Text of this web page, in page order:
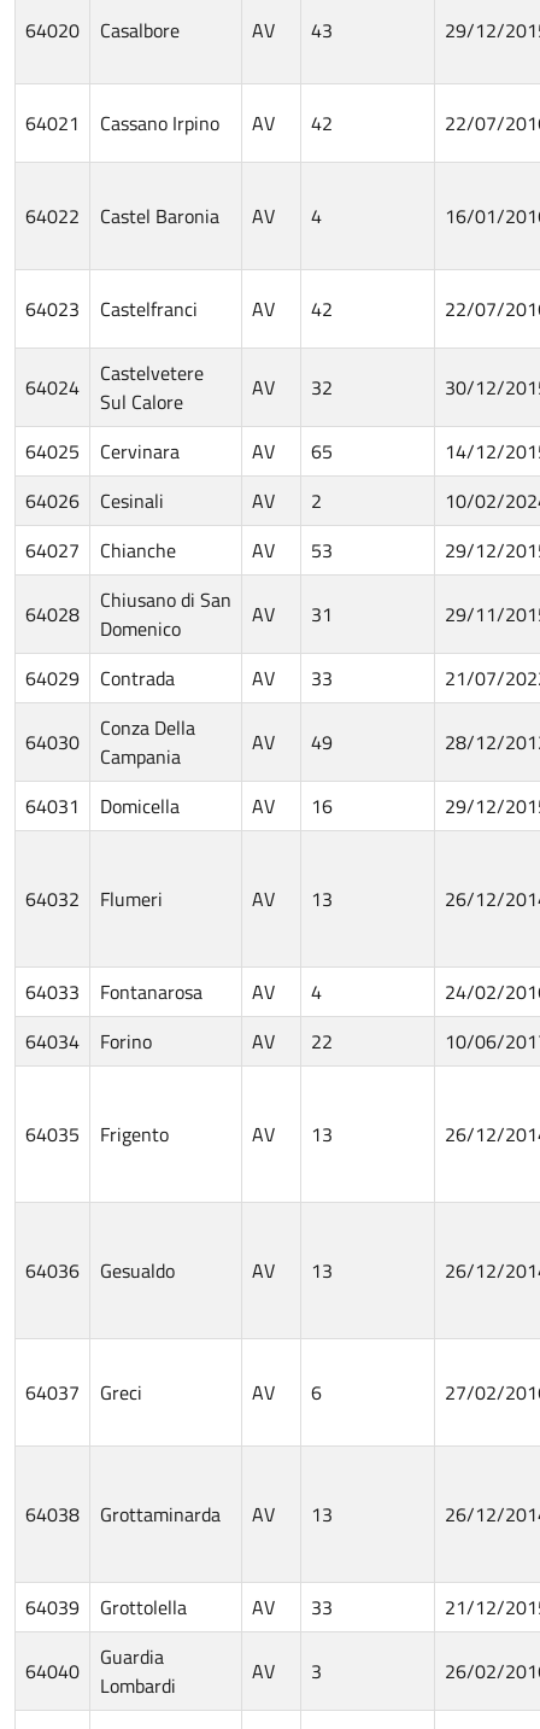
64020 Casalbore AV 43 29/12/
64021 Cassano Irpino AV 42 22/07/
64022 Castel Baronia AV 4 16/01/
64023 Castelfranci AV 42 22/07/
64024
Castelvetere
Sul Calore
AV 32 30/12/
64025 Cervinara AV 65
14/12/
64026
Cesinali AV 2
10/02/
64027
Chianche AV 53 29/12/
64028
Chiusano di San
Domenico
AV 31 29/11/
64029 Contrada AV 33 21/07/
64030
Conza Della
Campania
AV 49 28/12/
64031 Domicella AV 16 29/12/
64032 Flumeri AV 13 26/12/
64033 Fontanarosa AV 4
24/02/
64034
Forino AV 22 10/06/
64035 Frigento AV 13 26/12/
64036 Gesualdo AV 13 26/12/
64037 Greci AV 6 27/02/
64038 Grottaminarda AV 13 26/12/
64039 Grottolella AV 33 21/12/
64040
Guardia
Lombardi
AV 3 26/02/